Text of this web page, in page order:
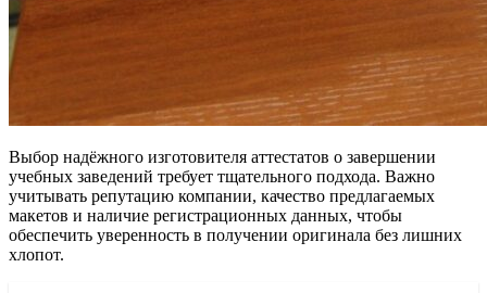
Выбор надёжного изготовителя аттестатов о завершении
учебных заведений требует тщательного подхода. Важно
учитывать репутацию компании, качество предлагаемых
макетов и наличие регистрационных данных, чтобы
обеспечить уверенность в получении оригинала без лишних
хлопот.